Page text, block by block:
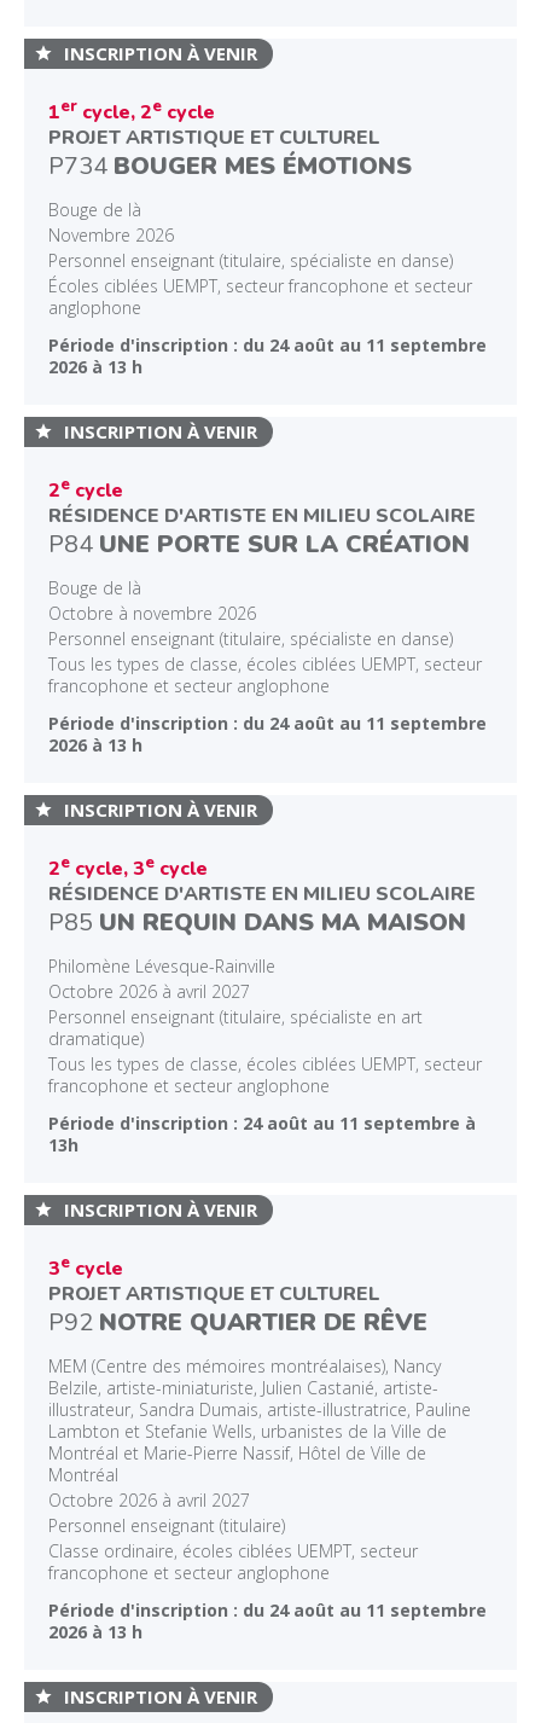
1er cycle, 2e cycle
PROJET ARTISTIQUE ET CULTUREL
P734 BOUGER MES ÉMOTIONS
Bouge de là
Novembre 2026
Personnel enseignant (titulaire, spécialiste en danse)
Écoles ciblées UEMPT, secteur francophone et secteur
anglophone
Période d'inscription : du 24 août au 11 septembre
2026 à 13 h
INSCRIPTION À VENIR
2e cycle
RÉSIDENCE D'ARTISTE EN MILIEU SCOLAIRE
P84 UNE PORTE SUR LA CRÉATION
Bouge de là
Octobre à novembre 2026
Personnel enseignant (titulaire, spécialiste en danse)
Tous les types de classe, écoles ciblées UEMPT, secteur
francophone et secteur anglophone
Période d'inscription : du 24 août au 11 septembre
2026 à 13 h
INSCRIPTION À VENIR
2e cycle, 3e cycle
RÉSIDENCE D'ARTISTE EN MILIEU SCOLAIRE
P85 UN REQUIN DANS MA MAISON
Philomène Lévesque-Rainville
Octobre 2026 à avril 2027
Personnel enseignant (titulaire, spécialiste en art
dramatique)
Tous les types de classe, écoles ciblées UEMPT, secteur
francophone et secteur anglophone
Période d'inscription : 24 août au 11 septembre à
13h
INSCRIPTION À VENIR
3e cycle
PROJET ARTISTIQUE ET CULTUREL
P92 NOTRE QUARTIER DE RÊVE
MEM (Centre des mémoires montréalaises), Nancy
Belzile, artiste-miniaturiste, Julien Castanié, artiste-
illustrateur, Sandra Dumais, artiste-illustratrice, Pauline
Lambton et Stefanie Wells, urbanistes de la Ville de
Montréal et Marie-Pierre Nassif, Hôtel de Ville de
Montréal
Octobre 2026 à avril 2027
Personnel enseignant (titulaire)
Classe ordinaire, écoles ciblées UEMPT, secteur
francophone et secteur anglophone
Période d'inscription : du 24 août au 11 septembre
2026 à 13 h
INSCRIPTION À VENIR
INSCRIPTION À VENIR